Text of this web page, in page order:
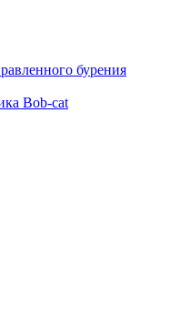
бурения
Bob-cat